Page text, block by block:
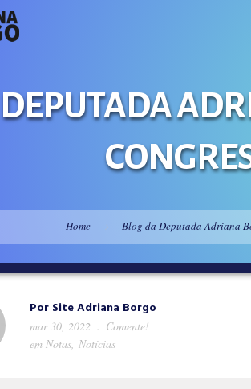
DEPUTADA
Home Blog da Deputada Adriana
Por Site Adriana Borgo
mar 30, 2022
Comente!
em Notas, Notícias